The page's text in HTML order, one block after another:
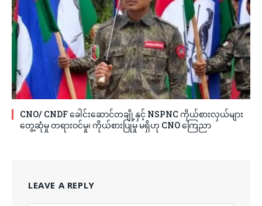
CNO/ CNDF ခေါင်းဆောင်တချို့နှင့် NSPNC ကိုယ်စားလှယ်များ
တွေ့ဆုံမှု တရားဝင်မှု၊ ကိုယ်စားပြုမှု မရှိဟု CNO ကြေညာ
LEAVE A REPLY